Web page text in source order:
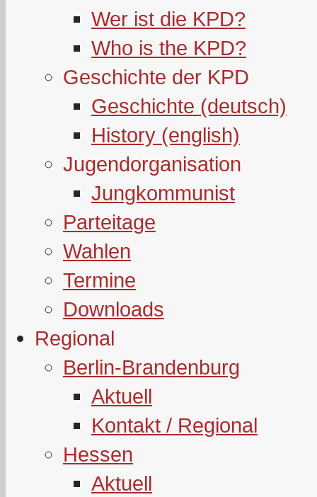
Wer ist die KPD?
Who is the KPD?
Geschichte der KPD
Geschichte (deutsch)
History (english)
Jugendorganisation
Jungkommunist
Parteitage
Wahlen
Termine
Downloads
Regional
Berlin-Brandenburg
Aktuell
Kontakt / Regional
Hessen
Aktuell